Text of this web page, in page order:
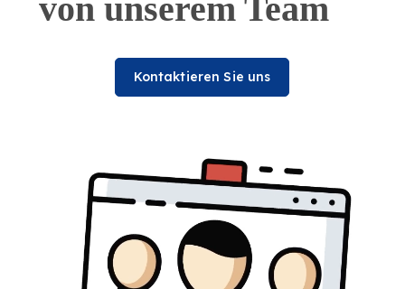
von unserem Team
Kontaktieren Sie uns